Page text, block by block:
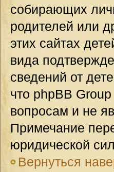
собирающих
родителей или
этих сайтах
вида
сведений от
что phpBB
вопросам и не
Примечание
юридической
Вернуться